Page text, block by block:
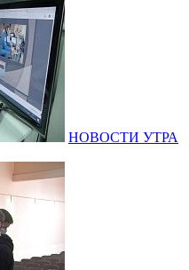
НОВОСТИ УТРА